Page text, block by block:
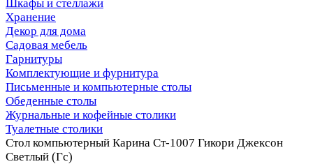
Шкафы и стеллажи
Хранение
Декор для дома
Садовая мебель
Гарнитуры
Комплектующие и фурнитура
Письменные и компьютерные столы
Обеденные столы
Журнальные и кофейные столики
Туалетные столики
Стол компьютерный Карина Ст-1007 Гикори Джексон
Светлый (Гс)